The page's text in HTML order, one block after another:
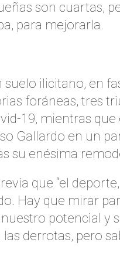
son cuartas,
para mejorarla.
ilicitano, en
foráneas, tres
19, mientras
Gallardo en un
su enésima
que “el
Hay que mirar
potencial y
derrotas, pero